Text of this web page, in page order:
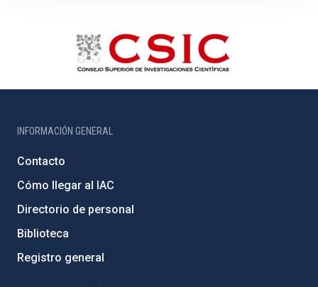
INFORMACIÓN GENERAL
Contacto
Cómo llegar al IAC
Directorio de personal
Biblioteca
Registro general